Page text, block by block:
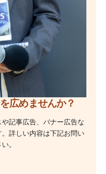
広めませんか？
記事広告、バナー広告な
詳しい内容は下記お問い
。